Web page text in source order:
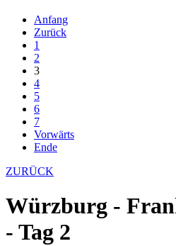
Anfang
Zurück
1
2
3
4
5
6
7
Vorwärts
Ende
ZURÜCK
Würzburg -
- Tag 2